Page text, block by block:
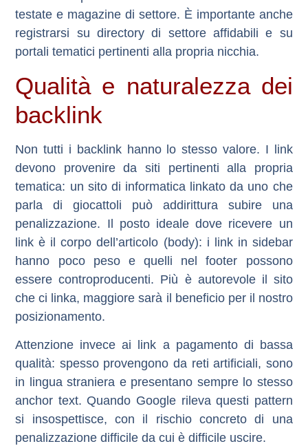
testate e magazine di settore. È importante anche
registrarsi su directory di settore affidabili e su
portali tematici pertinenti alla propria nicchia.
Qualità e naturalezza dei
backlink
Non tutti i backlink hanno lo stesso valore. I link
devono provenire da siti pertinenti alla propria
tematica: un sito di informatica linkato da uno che
parla di giocattoli può addirittura subire una
penalizzazione. Il posto ideale dove ricevere un
link è ilcorpo dell’articolo (body): i link in sidebar
hanno poco peso e quelli nel footer possono
essere controproducenti. Più è autorevole il sito
che ci linka, maggiore sarà il beneficio per il nostro
posizionamento.
Attenzione invece ai link a pagamento di bassa
qualità: spesso provengono da reti artificiali, sono
in lingua straniera e presentano sempre lo stesso
anchor text. Quando Google rileva questi pattern
si insospettisce, con il rischio concreto di una
penalizzazione difficile da cui è difficile uscire.